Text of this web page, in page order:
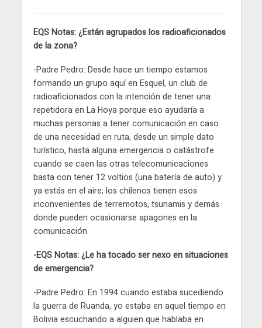
EQS Notas: ¿Están agrupados los radioaficionados
de la zona?
-Padre Pedro: Desde hace un tiempo estamos
formando un grupo aquí en Esquel, un club de
radioaficionados con la intención de tener una
repetidora en La Hoya porque eso ayudaría a
muchas personas a tener comunicación en caso
de una necesidad en ruta, desde un simple dato
turístico, hasta alguna emergencia o catástrofe
cuando se caen las otras telecomunicaciones
basta con tener 12 voltios (una batería de auto) y
ya estás en el aire; los chilenos tienen esos
inconvenientes de terremotos, tsunamis y demás
donde pueden ocasionarse apagones en la
comunicación.
-EQS Notas: ¿Le ha tocado ser nexo en situaciones
de emergencia?
-Padre Pedro: En 1994 cuando estaba sucediendo
la guerra de Ruanda, yo estaba en aquel tiempo en
Bolivia escuchando a alguien que hablaba en